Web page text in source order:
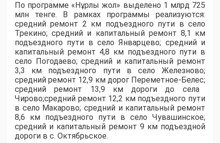
По программе «Нұрлы жол» выделено 1 млрд725
млн тенге.
В рамках программы
реализуются:
средний ремонт 2 км подъездного пути в село
Трекино; средний и капитальный ремонт 8,1 км
подъездного пути в селоЯнварцево; средний и
капитальный ремонт 4,8 км подъездного пути в
село Погодаево; средний и капитальный ремонт
3,3 км подъездного пути в село Железново;
средний ремонт 12,9 км дорог Переметное-Белес;
средний ремонт 13,9 км дороги до
села
Чирово;средний ремонт 12,2 км подъездного пути
в село Макарово; средний и капитальный ремонт
8,6
км подъездного пути в село Чувашинское;
средний и капитальный ремонт 9 км подъездной
дороги в с. Октябрьское.